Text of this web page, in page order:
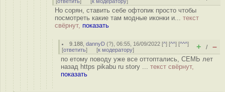
Но сорян, ставить себе офтопик просто чтобы
посмотреть какие там модные иконки и... текст
свёрнут, показать
9.188 ,dannyD (?), 06:55, 16/09/2022 [^] [^^] [^^^]
[ответить] [к модератору] + / –
по етому поводу уже все оттоптались, СЕМЬ лет
назад https pikabu ru story ... текст свёрнут,
показать